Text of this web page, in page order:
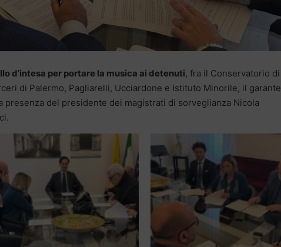
d’intesa per portare la musica ai detenuti, fra il Conservatorio di
di Palermo, Pagliarelli, Ucciardone e Istituto Minorile, il garante
presenza del presidente dei magistrati di sorveglianza Nicola